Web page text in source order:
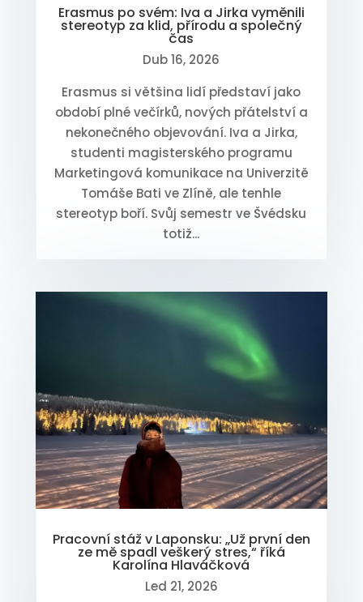
Erasmus po svém: Iva a Jirka vyměnili
stereotyp za klid, přírodu a společný
čas
Dub 16, 2026
Erasmus si většina lidí představí jako
období plné večírků, nových přátelství a
nekonečného objevování. Iva a Jirka,
studenti magisterského programu
Marketingová komunikace na Univerzitě
Tomáše Bati ve Zlíně, ale tenhle
stereotyp boří. Svůj semestr ve Švédsku
totiž...
Pracovní stáž v Laponsku: „Už první den
ze mě spadl veškerý stres,“ říká
Karolína Hlaváčková
Led 21, 2026